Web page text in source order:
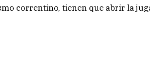
correntino, tienen que abrir la